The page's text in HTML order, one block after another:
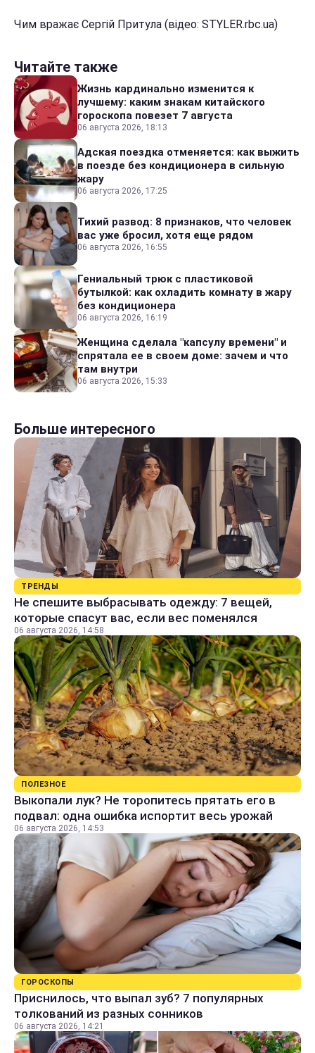
Чим вражає Сергій Притула (відео: STYLER.rbc.ua)
Читайте также
Жизнь кардинально изменится к
лучшему: каким знакам китайского
гороскопа повезет 7 августа
06 августа 2026, 18:13
Адская поездка отменяется: как выжить
в поезде без кондиционера в сильную
жару
06 августа 2026, 17:25
Тихий развод: 8 признаков, что человек
вас уже бросил, хотя еще рядом
06 августа 2026, 16:55
Гениальный трюк с пластиковой
бутылкой: как охладить комнату в жару
без кондиционера
06 августа 2026, 16:19
Женщина сделала "капсулу времени" и
спрятала ее в своем доме: зачем и что
там внутри
06 августа 2026, 15:33
Больше интересного
ТРЕНДЫ
Не спешите выбрасывать одежду: 7 вещей,
которые спасут вас, если вес поменялся
06 августа 2026, 14:58
ПОЛЕЗНОЕ
Выкопали лук? Не торопитесь прятать его в
подвал: одна ошибка испортит весь урожай
06 августа 2026, 14:53
ГОРОСКОПЫ
Приснилось, что выпал зуб? 7 популярных
толкований из разных сонников
06 августа 2026, 14:21